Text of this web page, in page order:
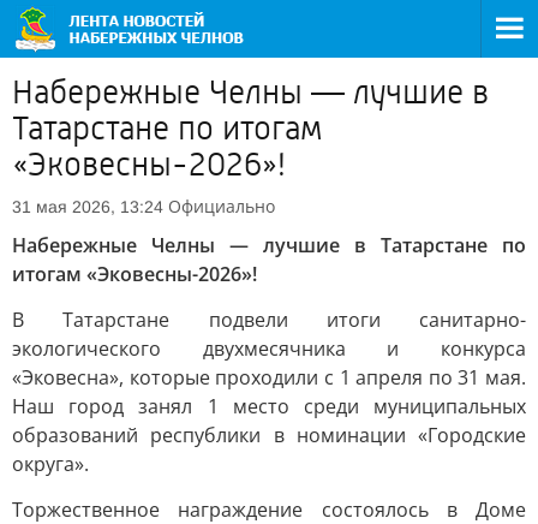
Набережные Челны — лучшие в
Татарстане по итогам
«Эковесны-2026»!
31 мая 2026, 13:24 Официально
Набережные Челны — лучшие в Татарстане по
итогам «Эковесны-2026»!
В Татарстане подвели итоги санитарно-
экологического двухмесячника и конкурса
«Эковесна», которые проходили с 1 апреля по 31 мая.
Наш город занял 1 место среди муниципальных
образований республики в номинации «Городские
округа».
Торжественное награждение состоялось в Доме